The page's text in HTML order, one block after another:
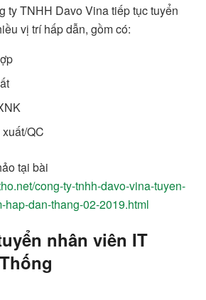
ty TNHH Davo Vina tiếp tục tuyển
vị trí hấp dẫn, gồm có:
QC
tại bài
cong-ty-tnhh-davo-vina-tuyen-
dan-thang-02-2019.html
nhân viên IT